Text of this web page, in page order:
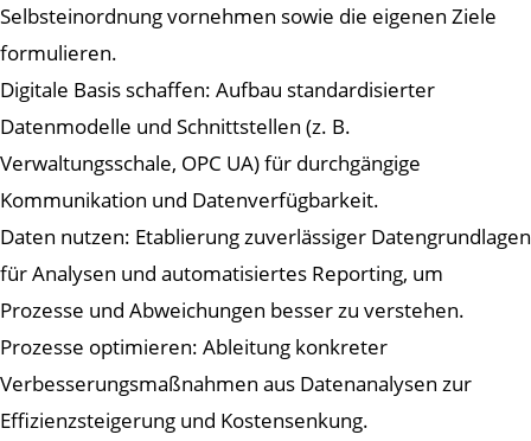
Selbsteinordnung vornehmen sowie die eigenen Ziele
formulieren.
Digitale Basis schaffen: Aufbau standardisierter
Datenmodelle und Schnittstellen (z. B.
Verwaltungsschale, OPC UA) für durchgängige
Kommunikation und Datenverfügbarkeit.
Daten nutzen: Etablierung zuverlässiger Datengrundlagen
für Analysen und automatisiertes Reporting, um
Prozesse und Abweichungen besser zu verstehen.
Prozesse optimieren: Ableitung konkreter
Verbesserungsmaßnahmen aus Datenanalysen zur
Effizienzsteigerung und Kostensenkung.